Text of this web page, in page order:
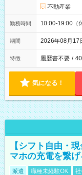
不動産業
勤務時間 10:00-19:00（
期間 2026年08月
特徴 履歴書不要 /
気になる！
【シフト自由・
マホの充電を繋げ
派遣 職種未経験OK